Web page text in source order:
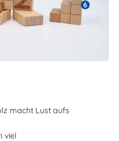
macht Lust aufs
viel